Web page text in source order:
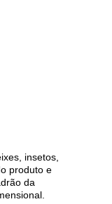
insetos,
produto e
da